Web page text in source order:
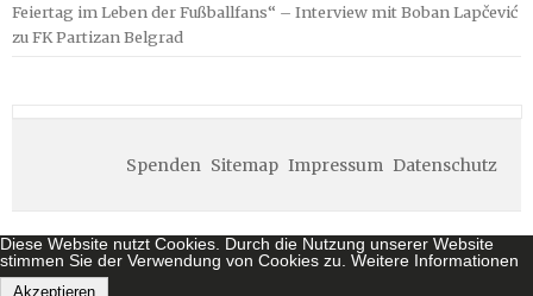
Feiertag im Leben der Fußballfans“ – Interview mit Boban Lapčević
zu FK Partizan Belgrad
Spenden Sitemap Impressum Datenschutz
Diese Website nutzt Cookies. Durch die Nutzung unserer Website
stimmen Sie der Verwendung von Cookies zu. Weitere Informationen
Akzeptieren